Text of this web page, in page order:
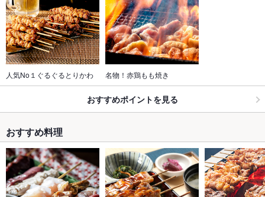
人気No１ぐるぐるとりかわ 名物！赤鶏もも焼き
おすすめポイントを見る
おすすめ料理